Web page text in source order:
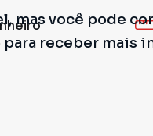
mas você pode
receber mais